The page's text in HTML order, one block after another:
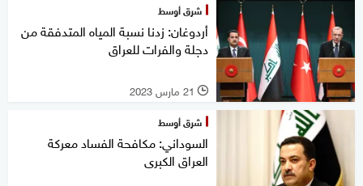
شرق أوسط
أردوغان: زدنا نسبة المياه المتدفقة من
دجلة والفرات للعراق
l 21 مارس 2023
شرق أوسط
السوداني: مكافحة الفساد معركة
العراق الكبرى